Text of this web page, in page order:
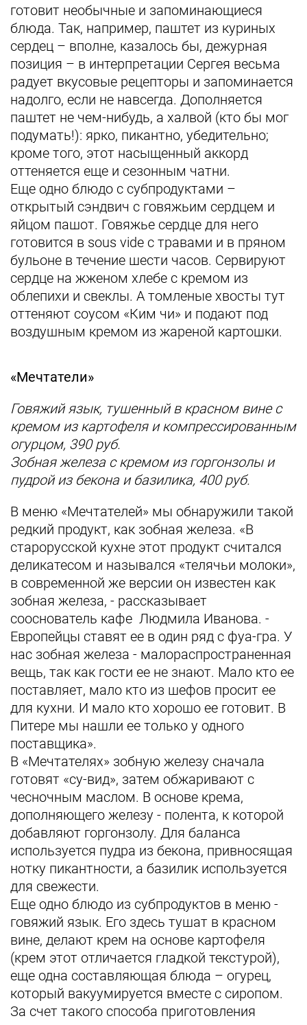
готовит необычные и запоминающиеся
блюда. Так, например, паштет из куриных
сердец – вполне, казалось бы, дежурная
позиция – в интерпретации Сергея весьма
радует вкусовые рецепторы и запоминается
надолго, если не навсегда. Дополняется
паштет не чем-нибудь, а халвой (кто бы мог
подумать!): ярко, пикантно, убедительно;
кроме того, этот насыщенный аккорд
оттеняется еще и сезонным чатни.
Еще одно блюдо с субпродуктами –
открытый сэндвич с говяжьим сердцем и
яйцом пашот. Говяжье сердце для него
готовится в sous vide с травами и в пряном
бульоне в течение шести часов. Сервируют
сердце на жженом хлебе с кремом из
облепихи и свеклы. А томленые хвосты тут
оттеняют соусом «Ким чи» и подают под
воздушным кремом из жареной картошки.
«Мечтатели»
Говяжий язык, тушенный в красном вине с
кремом из картофеля и компрессированным
огурцом, 390 руб.
Зобная железа с кремом из горгонзолы и
пудрой из бекона и базилика, 400 руб.
В меню «Мечтателей» мы обнаружили такой
редкий продукт, как зобная железа. «В
старорусской кухне этот продукт считался
деликатесом и назывался «телячьи молоки»,
в современной же версии он известен как
зобная железа, - рассказывает
сооснователь кафе Людмила Иванова. -
Европейцы ставят ее в один ряд с фуа-гра. У
нас зобная железа - малораспространенная
вещь, так как гости ее не знают. Мало кто ее
поставляет, мало кто из шефов просит ее
для кухни. И мало кто хорошо ее готовит. В
Питере мы нашли ее только у одного
поставщика».
В «Мечтателях» зобную железу сначала
готовят «су-вид», затем обжаривают с
чесночным маслом. В основе крема,
дополняющего железу - полента, к которой
добавляют горгонзолу. Для баланса
используется пудра из бекона, привносящая
нотку пикантности, а базилик используется
для свежести.
Еще одно блюдо из субпродуктов в меню -
говяжий язык. Его здесь тушат в красном
вине, делают крем на основе картофеля
(крем этот отличается гладкой текстурой),
еще одна составляющая блюда – огурец,
который вакуумируется вместе с сиропом.
За счет такого способа приготовления